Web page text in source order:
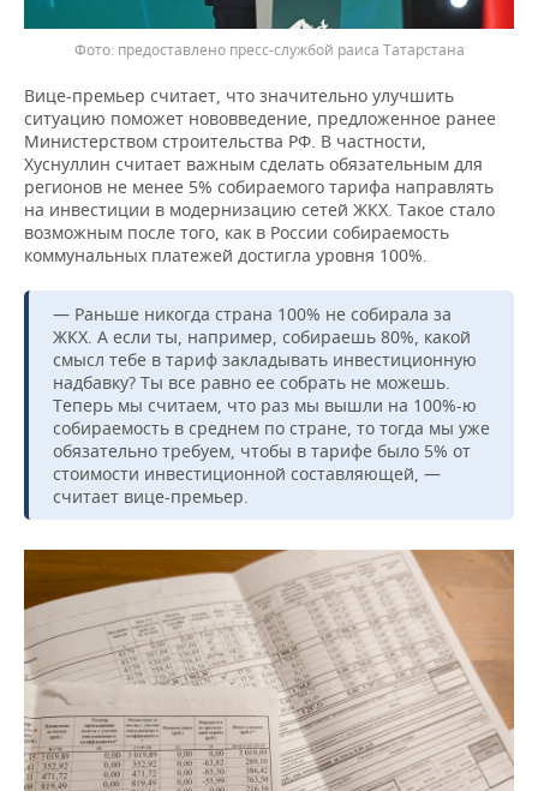
предоставлено пресс-службой раиса Татарстана
Вице-премьер считает, что значительно улучшить
ситуацию поможет нововведение, предложенное ранее
Министерством строительства РФ. В частности,
Хуснуллин считает важным сделать обязательным для
регионов не менее 5% собираемого тарифа направлять
на инвестиции в модернизацию сетей ЖКХ. Такое стало
возможным после того, как в России собираемость
коммунальных платежей достигла уровня 100%.
— Раньше никогда страна 100% не собирала за
ЖКХ. А если ты, например, собираешь 80%, какой
смысл тебе в тариф закладывать инвестиционную
надбавку? Ты все равно ее собрать не можешь.
Теперь мы считаем, что раз мы вышли на 100%-ю
собираемость в среднем по стране, то тогда мы уже
обязательно требуем, чтобы в тарифе было 5% от
стоимости инвестиционной составляющей, —
считает вице-премьер.